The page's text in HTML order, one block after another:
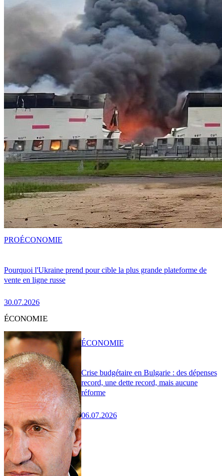
Pourquoi l'Ukraine prend pour cible la plus grande plateforme de
vente en ligne russe
30.07.2026
PROÉCONOMIE
ÉCONOMIE
Crise budgétaire en Bulgarie : des dépenses
record, une dette record, mais aucune
réforme
06.07.2026
ÉCONOMIE